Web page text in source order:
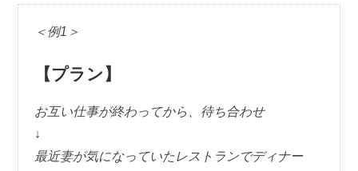
＜例1＞
【プラン】
お互い仕事が終わってから、待ち合わせ
↓
最近妻が気になっていたレストランでディナー